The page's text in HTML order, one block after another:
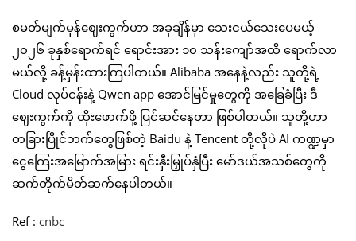
စမတ်မျက်မှန်ဈေးကွက်ဟာ အခုချိန်မှာ သေးငယ်သေးပေမယ့်
၂၀၂၆ ခုနှစ်ရောက်ရင် ရောင်းအား ၁၀ သန်းကျော်အထိ ရောက်လာ
မယ်လို့ ခန့်မှန်းထားကြပါတယ်။ Alibaba အနေနဲ့လည်း သူတို့ရဲ့
Cloud လုပ်ငန်းနဲ့ Qwen app အောင်မြင်မှုတွေကို အခြေခံပြီး ဒီ
ဈေးကွက်ကို ထိုးဖောက်ဖို့ ပြင်ဆင်နေတာ ဖြစ်ပါတယ်။ သူတို့ဟာ
တခြားပြိုင်ဘက်တွေဖြစ်တဲ့ Baidu နဲ့ Tencent တို့လိုပဲ AI ကဏ္ဍမှာ
ငွေကြေးအမြောက်အမြား ရင်းနှီးမြှုပ်နှံပြီး မော်ဒယ်အသစ်တွေကို
ဆက်တိုက်မိတ်ဆက်နေပါတယ်။
Ref : cnbc